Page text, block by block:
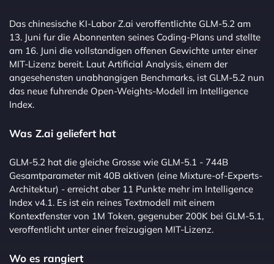
Das chinesische KI-Labor Z.ai veroffentlichte GLM-5.2 am
13. Juni fur die Abonnenten seines Coding-Plans und stellte
am 16. Juni die vollstandigen offenen Gewichte unter einer
MIT-Lizenz bereit. Laut Artificial Analysis, einem der
angesehensten unabhangigen Benchmarks, ist GLM-5.2 nun
das neue fuhrende Open-Weights-Modell im Intelligence
Index.
Was Z.ai geliefert hat
GLM-5.2 hat die gleiche Grosse wie GLM-5.1 - 744B
Gesamtparameter mit 40B aktiven (eine Mixture-of-Experts-
Architektur) - erreicht aber 11 Punkte mehr im Intelligence
Index v4.1. Es ist ein reines Textmodell mit einem
Kontextfenster von 1M Token, gegenuber 200K bei GLM-5.1,
veroffentlicht unter einer freizugigen MIT-Lizenz.
Wo es rangiert